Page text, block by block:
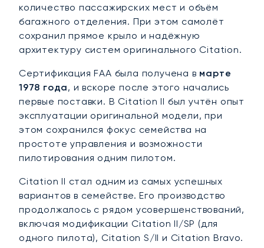
количество пассажирских мест и объём
багажного отделения. При этом самолёт
сохранил прямое крыло и надёжную
архитектуру систем оригинального Citation.
Сертификация FAA была получена в марте
1978 года, и вскоре после этого начались
первые поставки. В Citation II был учтён опыт
эксплуатации оригинальной модели, при
этом сохранился фокус семейства на
простоте управления и возможности
пилотирования одним пилотом.
Citation II стал одним из самых успешных
вариантов в семействе. Его производство
продолжалось с рядом усовершенствований,
включая модификации Citation II/SP (для
одного пилота), Citation S/II и Citation Bravo.